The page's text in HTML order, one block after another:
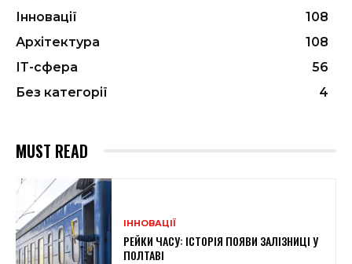
Інновації
108
Архітектура
108
ІТ-сфера
56
Без категорії
4
MUST READ
ІННОВАЦІЇ
РЕЙКИ ЧАСУ: ІСТОРІЯ ПОЯВИ ЗАЛІЗНИЦІ У
ПОЛТАВІ